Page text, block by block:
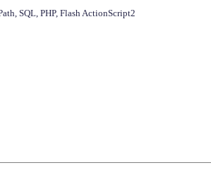
SQL, PHP, Flash ActionScript2